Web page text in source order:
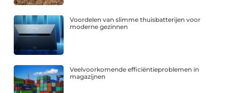
Voordelen van slimme thuisbatterijen voor
moderne gezinnen
Veelvoorkomende efficiëntieproblemen in
magazijnen